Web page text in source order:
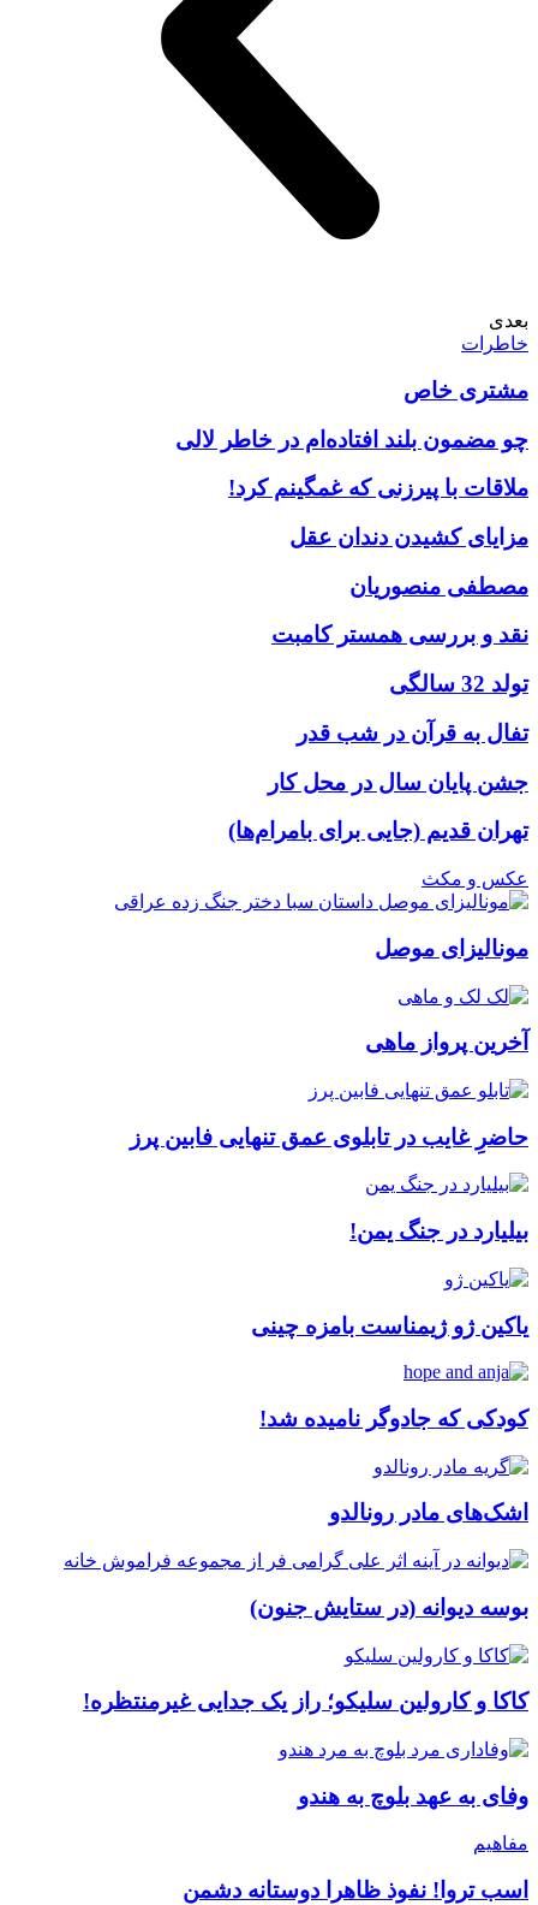
بعدی
خاطرات
مشتری خاص
چو مضمون بلند افتاده‌ام در خاطر لالی
ملاقات با پیرزنی که غمگینم کرد!
مزایای کشیدن دندان عقل
مصطفی منصوریان
نقد و بررسی همستر کامبت
تولد 32 سالگی
تفال به قرآن در شب قدر
جشن پایان سال در محل کار
تهران قدیم (جایی برای بامرام‌ها)
عکس و مکث
مونالیزای موصل
آخرین پرواز ماهی
حاضرِ غایب در تابلوی عمق تنهایی فابین پرز
بیلیارد در جنگ یمن!
یاکین ژو ژیمناست بامزه چینی
کودکی که جادوگر نامیده شد!
اشک‌های مادر رونالدو
بوسه دیوانه (در ستایش جنون)
کاکا و کارولین سلیکو؛ راز یک جدایی غیرمنتظره!
وفای به عهد بلوچ به هندو
مفاهیم
اسب تروا! نفوذ ظاهرا دوستانه دشمن